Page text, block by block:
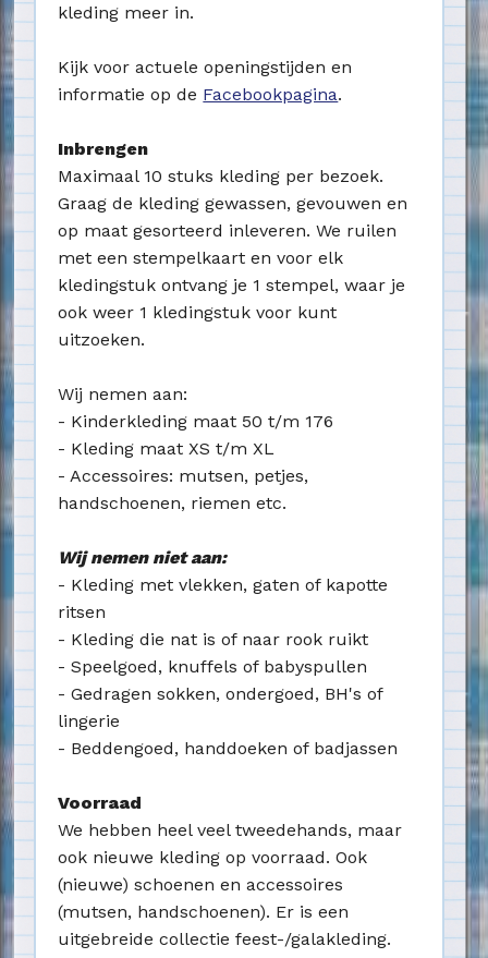
kleding meer in.
Kijk voor actuele openingstijden en
informatie op de Facebookpagina.
Inbrengen
Maximaal 10 stuks kleding per bezoek.
Graag de kleding gewassen, gevouwen en
op maat gesorteerd inleveren. We ruilen
met een stempelkaart en voor elk
kledingstuk ontvang je 1 stempel, waar je
ook weer 1 kledingstuk voor kunt
uitzoeken.
Wij nemen aan:
- Kinderkleding maat 50 t/m 176
- Kleding maat XS t/m XL
- Accessoires: mutsen, petjes,
handschoenen, riemen etc.
Wij nemen niet aan:
- Kleding met vlekken, gaten of kapotte
ritsen
- Kleding die nat is of naar rook ruikt
- Speelgoed, knuffels of babyspullen
- Gedragen sokken, ondergoed, BH's of
lingerie
- Beddengoed, handdoeken of badjassen
Voorraad
We hebben heel veel tweedehands, maar
ook nieuwe kleding op voorraad. Ook
(nieuwe) schoenen en accessoires
(mutsen, handschoenen). Er is een
uitgebreide collectie feest-/galakleding.